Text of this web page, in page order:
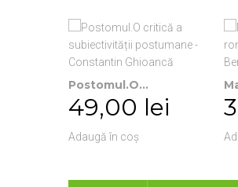
Postomul.O...
49,00 lei
Adaugă în coș